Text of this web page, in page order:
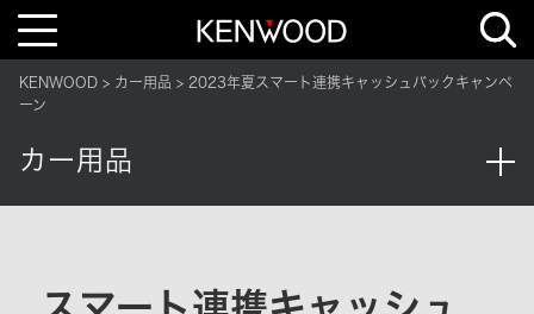
T
l
e
v
i
a
KENWOOD カー用品
2023年夏スマート連携キャッシュバックキャンペ
ーン
カー用品